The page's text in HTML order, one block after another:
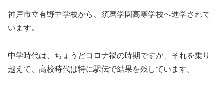
神戸市立有野中学校から、須磨学園高等学校へ進学されて
います。
中学時代は、ちょうどコロナ禍の時期ですが、それを乗り
越えて、高校時代は特に駅伝で結果を残しています。